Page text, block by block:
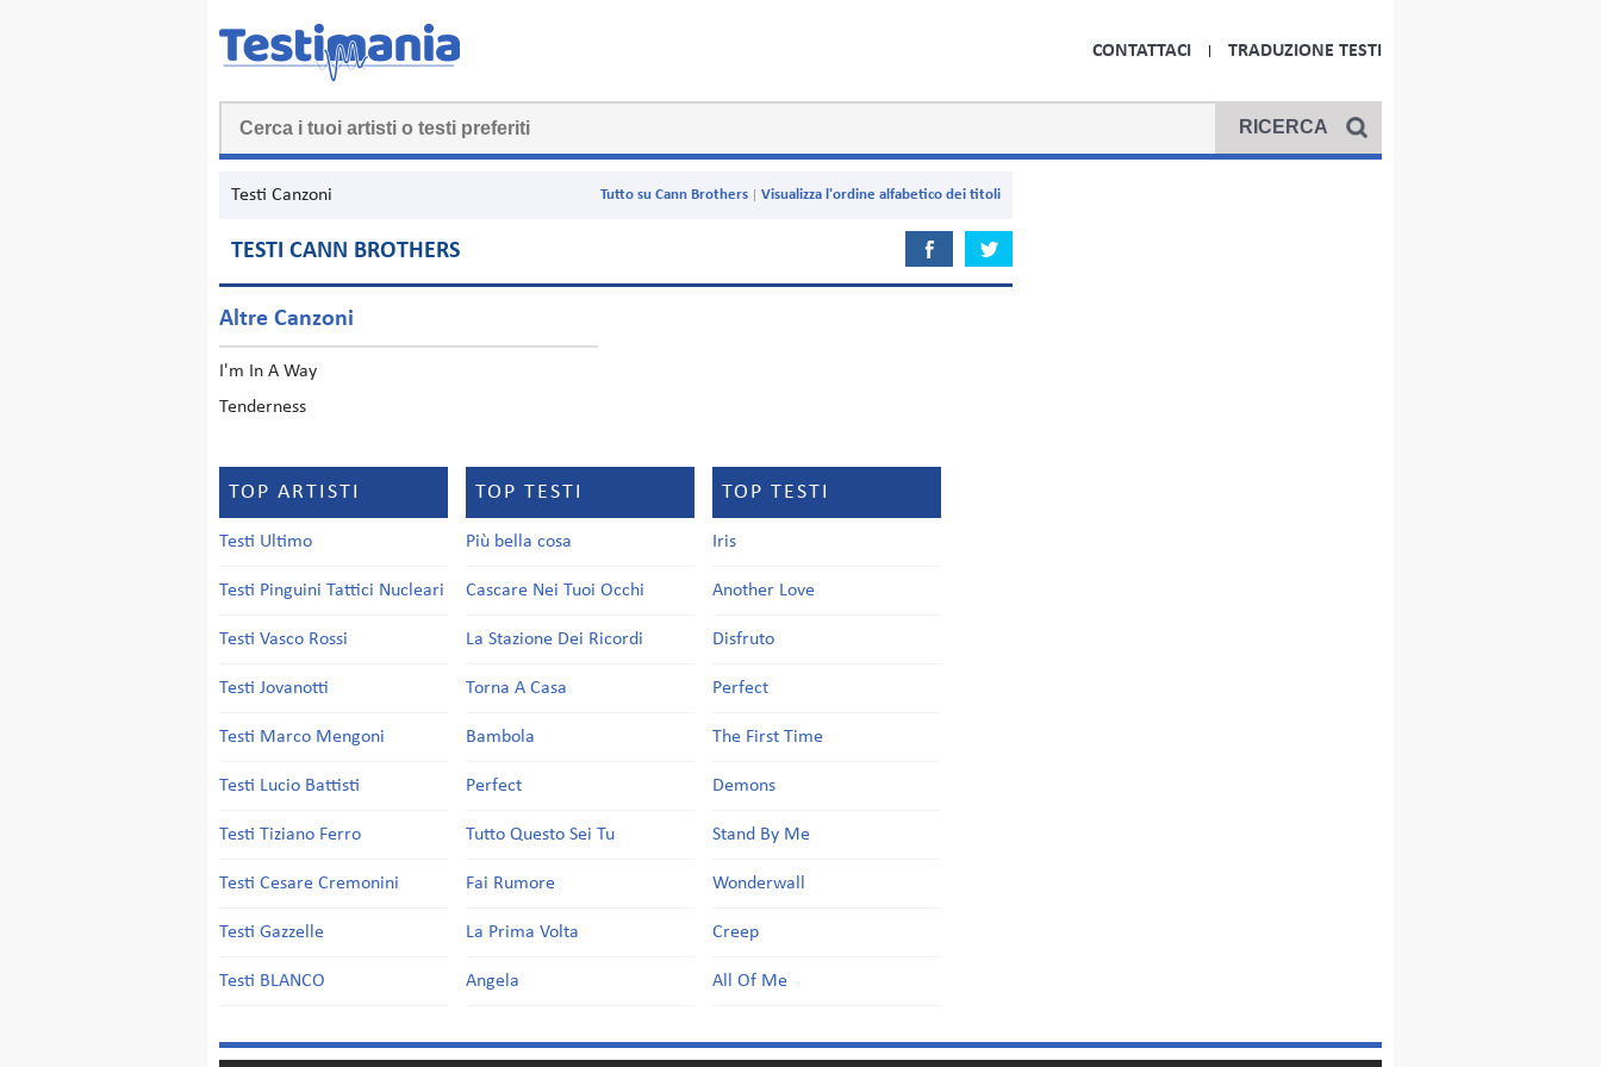
CONTATTACI TRADUZIONE TESTI
Testi Canzoni Visualizza l'ordine alfabetico dei titoli
Tutto su Cann Brothers
TESTI CANN BROTHERS
Altre Canzoni
I'm In A Way
Tenderness
TOP ARTISTI
Testi Ultimo
Testi Pinguini Tattici Nucleari
Testi Vasco Rossi
Testi Jovanotti
Testi Marco Mengoni
Testi Lucio Battisti
Testi Tiziano Ferro
Testi Cesare Cremonini
Testi Gazzelle
Testi BLANCO
TOP TESTI
Più bella cosa
Cascare Nei Tuoi Occhi
La Stazione Dei Ricordi
Torna A Casa
Bambola
Perfect
Tutto Questo Sei Tu
Fai Rumore
La Prima Volta
Angela
TOP TESTI
Iris
Another Love
Disfruto
Perfect
The First Time
Demons
Stand By Me
Wonderwall
Creep
All Of Me